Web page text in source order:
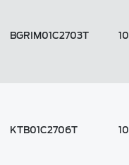
BGRIM01C2703T
KTB01C2706T